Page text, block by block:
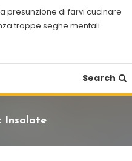
presunzione di farvi cucinare
troppe seghe mentali
Search
Insalate